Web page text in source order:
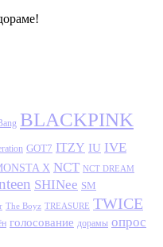
BLACKPINK
GOT7 ITZY IU IVE
X NCT NCT DREAM
SHINee SM
The Boyz TREASURE TWICE
голосование дорамы опрос